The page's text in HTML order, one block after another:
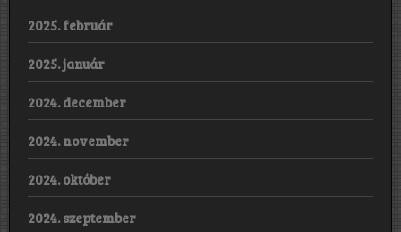
2025. február
2025. január
2024. december
2024. november
2024. október
2024. szeptember